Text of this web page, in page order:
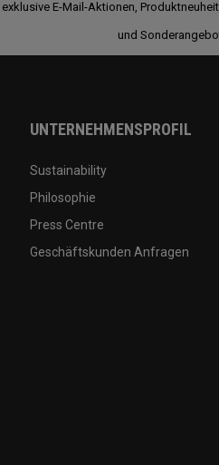
E-Mail-Aktionen,
und
UNTERNEHMENSPROFIL
Sustainability
Philosophie
Press Centre
Geschäftskunden Anfragen